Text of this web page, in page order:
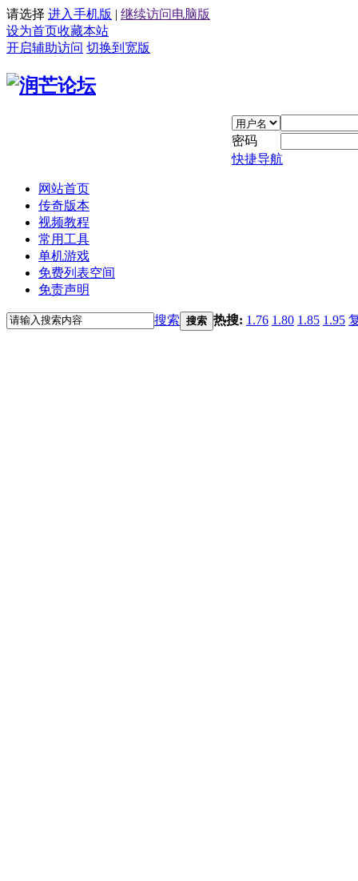
请选择 进入手机版 | 继续访问电脑版
设为首页收藏本站
开启辅助访问 切换到宽版
密码
快捷导航
网站首页
传奇版本
视频教程
常用工具
单机游戏
免费列表空间
免责声明
搜索 搜索 热搜: 1.76 1.80 1.85 1.95